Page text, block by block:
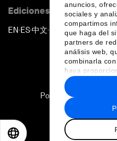
anuncios,
sociales y
compartimos
que haga del
partners de
análisis web,
combinarla
haya
recopilado a
hecho de sus
Ediciones en otros
EN ▪ES▪中文▪ 日本語
Política de
2026 Foro